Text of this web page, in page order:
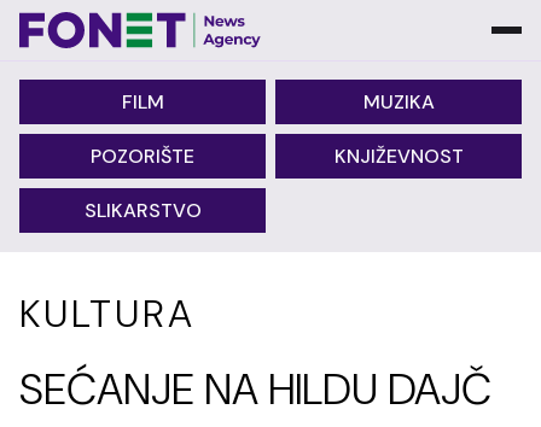
FILM MUZIKA
POZORIŠTE KNJIŽEVNOST
SLIKARSTVO
KULTURA
SEĆANJE NA HILDU DAJČ